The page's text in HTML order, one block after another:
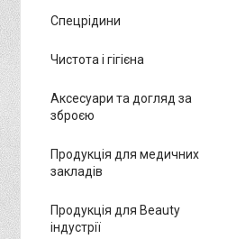
Спецрідини
Чистота і гігієна
Аксесуари та догляд за
зброєю
Продукція для медичних
закладів
Продукція для Beauty
індустрії